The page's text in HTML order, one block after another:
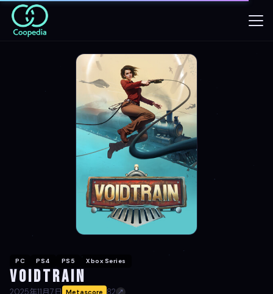
PC PS4 PS5 Xbox Series
Voidtrain
2025年11月7日 Metascore 82 ↗